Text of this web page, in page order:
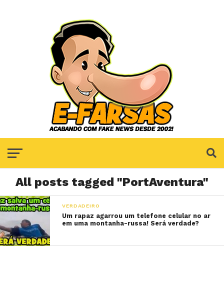
All posts tagged "PortAventura"
VERDADEIRO
Um rapaz agarrou um telefone celular no ar
em uma montanha-russa! Será verdade?